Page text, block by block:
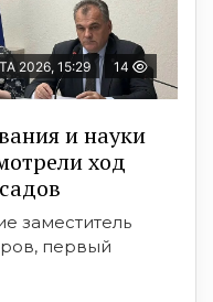
2026, 15:29 14
и науки
ход
заместитель
первый